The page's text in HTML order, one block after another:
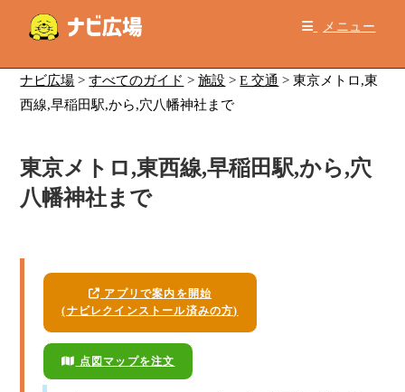
メニュー
ナビ広場 >すべてのガイド >施設 >E 交通 >東京メトロ,東
西線,早稲田駅,から,穴八幡神社まで
東京メトロ,東西線,早稲田駅,から,穴
八幡神社まで
アプリで案内を開始
(ナビレクインストール済みの方)
点図マップを注文